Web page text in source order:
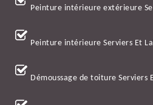
Peinture intérieure extérieure
Peinture intérieure Serviers Et
Démoussage de toiture Serviers